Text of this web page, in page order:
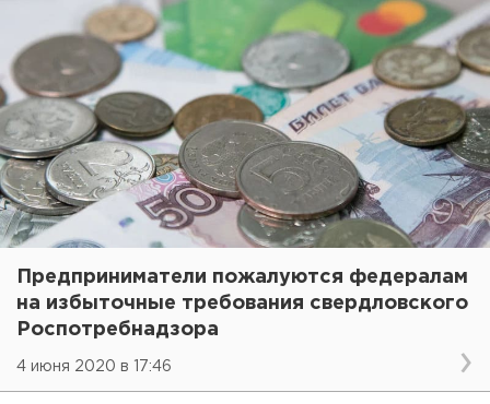
Предприниматели пожалуются федералам
на избыточные требования свердловского
Роспотребнадзора
4 июня 2020 в 17:46